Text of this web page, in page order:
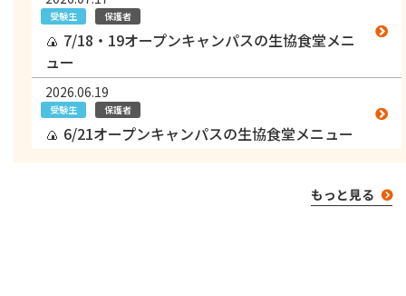
受験生 保護者
🍙 7/18・19オープンキャンパスの生協食堂メニ
ュー
2026.06.19
受験生 保護者
🍙 6/21オープンキャンパスの生協食堂メニュー
もっと見る